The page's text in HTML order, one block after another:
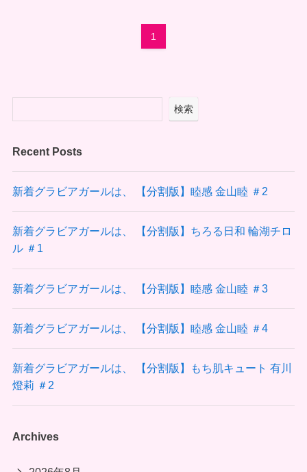
1
検索
Recent Posts
新着グラビアガールは、 【分割版】睦感 金山睦 ＃2
新着グラビアガールは、 【分割版】ちろる日和 輪湖チロ
ル ＃1
新着グラビアガールは、 【分割版】睦感 金山睦 ＃3
新着グラビアガールは、 【分割版】睦感 金山睦 ＃4
新着グラビアガールは、 【分割版】もち肌キュート 有川
燈莉 ＃2
Archives